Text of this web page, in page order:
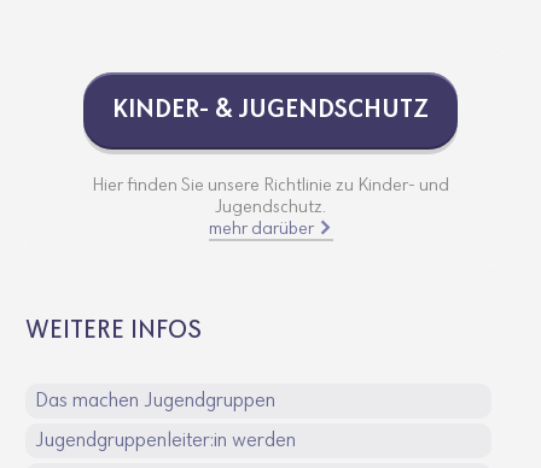
KINDER- & JUGEND­SCHUTZ
Hier finden Sie unsere Richtlinie zu Kinder- und
Jugendschutz.
mehr darüber
WEITERE INFOS
Das machen Jugendgruppen
Jugendgruppenleiter:in werden